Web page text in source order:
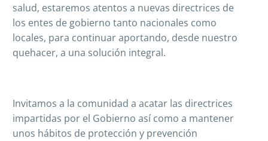
salud, estaremos atentos a nuevas directrices de
los entes de gobierno tanto nacionales como
locales, para continuar aportando, desde nuestro
quehacer, a una solución integral.
Invitamos a la comunidad a acatar las directrices
impartidas por el Gobierno así como a mantener
unos hábitos de protección y prevención